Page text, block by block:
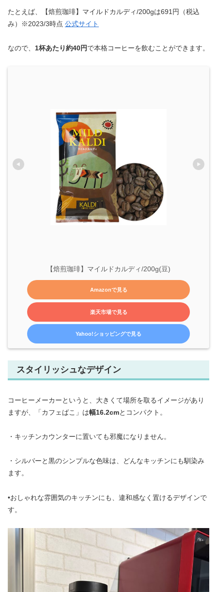
たとえば、【焙煎珈琲】マイルドカルディ/200gは691円（税込
み）※2023/3時点 公式サイト
なので、 1杯あたり約40円で本格コーヒーを飲むことができます。
【焙煎珈琲】マイルドカルディ/200g(豆)
Amazonで見る
楽天市場で見る
Yahoo!ショッピングで見る
スタイリッシュなデザイン
コーヒーメーカーというと、大きくて場所を取るイメージがあり
ますが、「カフェばこ」は幅16.2cmとコンパクト。
・キッチンカウンターに置いても邪魔になりません。
・シルバーと黒のシンプルな色味は、どんなキッチンにも馴染み
ます。
•おしゃれな雰囲気のキッチンにも、違和感なく置けるデザインで
す。